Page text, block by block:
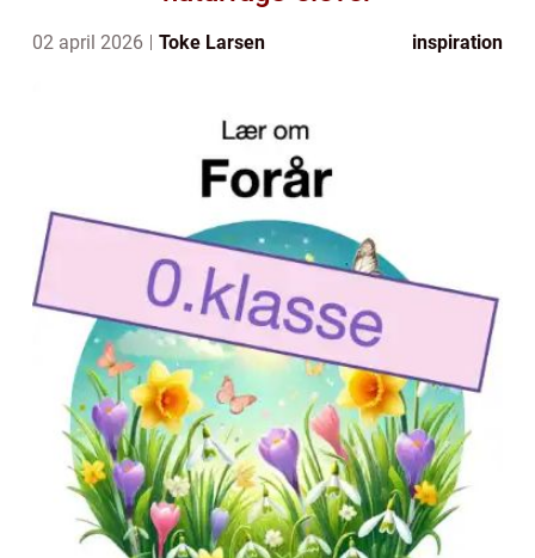
02 april 2026 Toke Larsen inspiration